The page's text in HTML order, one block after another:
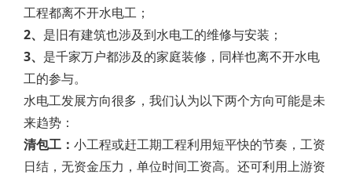
工程都离不开水电工；
2、 是旧有建筑也涉及到水电工的维修与安装；
3、 是千家万户都涉及的家庭装修，同样也离不开水电
工的参与。
水电工发展方向很多，我们认为以下两个方向可能是未
来趋势：
清包工： 小工程或赶工期工程利用短平快的节奏，工资
日结，无资金压力，单位时间工资高。还可利用上游资